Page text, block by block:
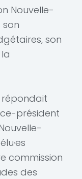
Nouvelle-
son
répondait
président
commission
des